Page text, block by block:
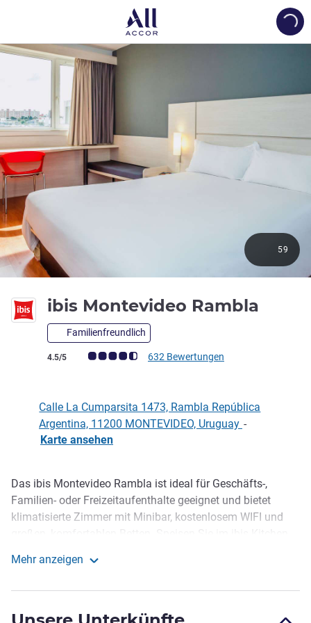
ibis Montevideo Rambla
Familienfreundlich
Note Kundenmeinungen (Bewertung ALL)
4.5/5 632 Bewertungen
59
Calle La Cumparsita 1473, Rambla República
Argentina, 11200 MONTEVIDEO, Uruguay -
Karte ansehen
Beschreibung
Das ibis Montevideo Rambla ist ideal für Geschäfts-,
Familien- oder Freizeitaufenthalte geeignet und bietet
klimatisierte Zimmer mit Minibar, kostenlosem WIFI und
bietet. An der Bar gibt es Getränke und ein Kindermenü.
Privatparkplatz gegen Gebühr verfügbar.
Mehr anzeigen